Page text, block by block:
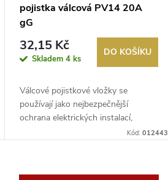
pojistka válcová PV14 20A
gG
32,15 Kč
Skladem4 ks
DO KOŠÍKU
Válcové pojistkové vložky se
používají jako nejbezpečnější
ochrana elektrických instalací,
Kód: 012443